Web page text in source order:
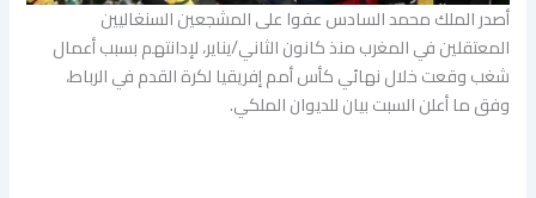
أصدر الملك محمد السادس عفوا على المشجعين السنغاليين
المعتقلين في المغرب منذ كانون الثاني/يناير، لإدانتهم بسبب أعمال
شغب وقعت خلال نهائي كأس أمم إفريقيا لكرة القدم في الرباط،
وفق ما أعلن السبت بيان للديوان الملكي.